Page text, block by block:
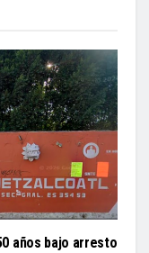
años bajo arresto